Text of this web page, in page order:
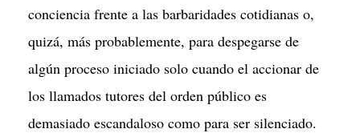
conciencia frente a las barbaridades cotidianas o,
quizá, más probablemente, para despegarse de
algún proceso iniciado solo cuando el accionar de
los llamados tutores del orden público es
demasiado escandaloso como para ser silenciado.